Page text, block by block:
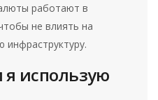
работают в
не влиять на
инфраструктуру.
я использую